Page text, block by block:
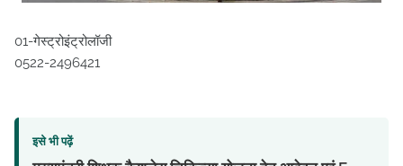
01-गेस्ट्रोइंट्रोलॉजी
0522-2496421
इसे भी पढ़ें